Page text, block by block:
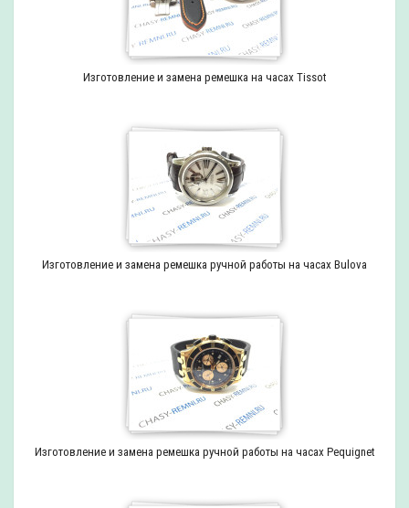
Изготовление и замена ремешка на часах Tissot
Изготовление и замена ремешка ручной работы на часах Bulova
Изготовление и замена ремешка ручной работы на часах Pequignet